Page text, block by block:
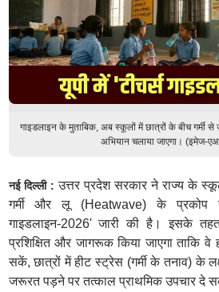
गाइडलाइन के मुताबिक, अब स्कूलों में छात्रों के बीच गर्मी से
अभियान चलाया जाएगा। (इमेज-
नई दिल्ली : उत्तर प्रदेश सरकार ने राज्य के
गर्मी और लू (Heatwave) के प्रकोप
गाइडलाइन-2026' जारी की है। इसके
प्रशिक्षित और जागरूक किया जाएगा ताकि
सकें, छात्रों में हीट स्ट्रेस (गर्मी के तनाव) के
जरूरत पड़ने पर तत्काल प्राथमिक उपचार दे